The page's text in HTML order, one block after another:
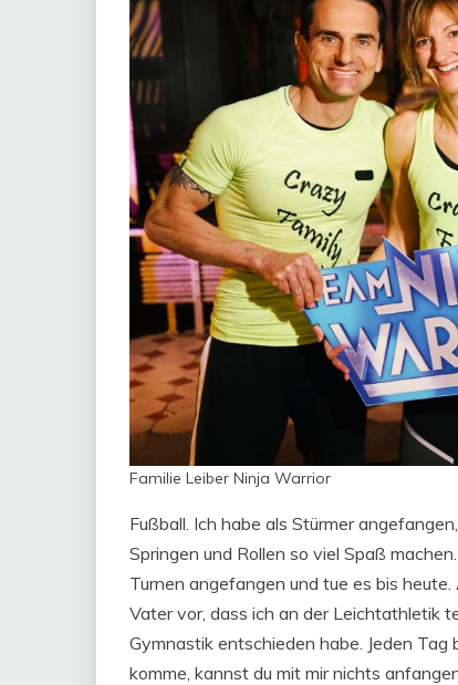
Familie Leiber Ninja Warrior
Fußball. Ich habe als Stürmer
Springen und Rollen so viel Spaß
Turnen angefangen und tue es bis
Vater vor, dass ich an der Leichtathletik
Gymnastik entschieden habe. Jeden
komme, kannst du mit mir nichts